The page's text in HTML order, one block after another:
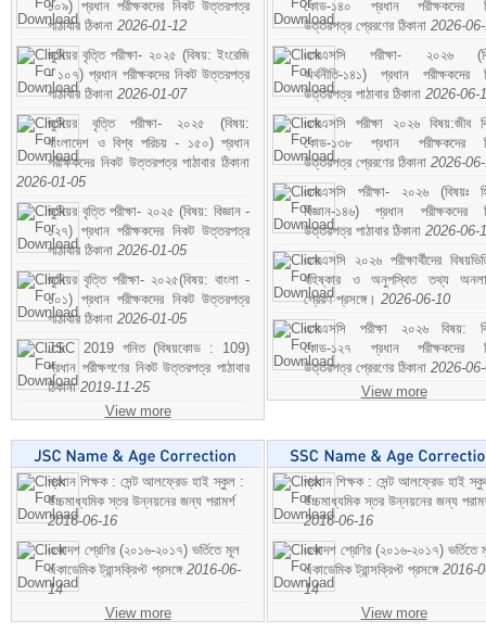
১০৯) প্রধান পরীক্ষকদের নিকট উত্তরপত্র
পাঠাবার ঠিকানা 2026-01-12
জুনিয়র বৃত্তি পরীক্ষা- ২০২৫ (বিষয়: ইংরেজি
- ১০৭) প্রধান পরীক্ষকদের নিকট উত্তরপত্র
পাঠাবার ঠিকানা 2026-01-07
জুনিয়র বৃত্তি পরীক্ষা- ২০২৫ (বিষয়:
বাংলাদেশ ও বিশ্ব পরিচয় - ১৫০) প্রধান
পরীক্ষকদের নিকট উত্তরপত্র পাঠাবার ঠিকানা
2026-01-05
জুনিয়র বৃত্তি পরীক্ষা- ২০২৫ (বিষয়: বিজ্ঞান -
১২৭) প্রধান পরীক্ষকদের নিকট উত্তরপত্র
পাঠাবার ঠিকানা 2026-01-05
জুনিয়র বৃত্তি পরীক্ষা- ২০২৫(বিষয়: বাংলা -
১০১) প্রধান পরীক্ষকদের নিকট উত্তরপত্র
পাঠাবার ঠিকানা 2026-01-05
JSC 2019 গনিত (বিষয়কোড : 109)
প্রধান পরীক্ষগণের নিকট উত্তরপত্র পাঠাবার
ঠিকানা2019-11-25
View more
কোড-১৪০ প্রধান পরীক্ষকদের
উত্তরপত্র প্রেরণের ঠিকানা 2026-
এসএসসি পরীক্ষা- ২০২৬
অর্থনীতি-১৪১) প্রধান পরীক্ষকদের
উত্তরপত্র পাঠাবার ঠিকানা 2026-06-
এসএসসি পরীক্ষা ২০২৬ বিষয়:জীব
কোড-১৩৮ প্রধান পরীক্ষকদের
উত্তরপত্র প্রেরণের ঠিকানা 2026-
এসএসসি পরীক্ষা- ২০২৬ (বিষয়ঃ
বিজ্ঞান-১৪৬) প্রধান পরীক্ষকদের
উত্তরপত্র পাঠাবার ঠিকানা 2026-06-
এসএসসি ২০২৬ পরীক্ষার্থীদের
বহিষ্কার ও অনুপস্থিত তথ্য
প্রেরণ প্রসঙ্গে। 2026-06-10
এসএসসি পরীক্ষা ২০২৬ বিষয়:
কোড-১২৭ প্রধান পরীক্ষকদের
উত্তরপত্র প্রেরণের ঠিকানা 2026-
View more
প্রধান শিক্ষক : সেন্ট আলফ্রেড হাই স্কুল :
উচ্চমাধ্যমিক স্তর উন্নয়নের জন্য পরামর্শ
2016-06-16
একাদশ শ্রেণির (২০১৬-২০১৭) ভর্তিতে মূল
একাডেমিক ট্রান্সক্রিপ্ট প্রসঙ্গে 2016-06-
14
View more
প্রধান শিক্ষক : সেন্ট আলফ্রেড হাই
উচ্চমাধ্যমিক স্তর উন্নয়নের জন্য
2016-06-16
একাদশ শ্রেণির (২০১৬-২০১৭) ভর্তিতে
একাডেমিক ট্রান্সক্রিপ্ট প্রসঙ্গে 2016-
14
View more